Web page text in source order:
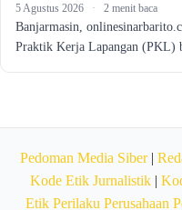
5 Agustus 2026 · 2 menit baca
Banjarmasin,
Praktik Kerja Lapangan (PKL)
Pedoman Media Siber|
Kode Etik Jurnalistik|
Etik Perilaku Perusahaan